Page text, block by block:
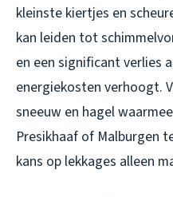
kleinste kiertjes en
kan leiden tot
en een significant verlies
energiekosten verhoogt.
sneeuw en hagel
Presikhaaf of Malburgen
kans op lekkages alleen